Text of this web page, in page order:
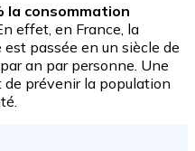
la consommation
En effet, en France, la
passée en un siècle de
an par personne. Une
de prévenir la population